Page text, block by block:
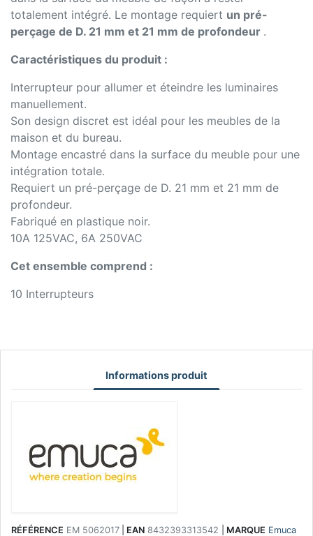
totalement intégré. Le montage requiert un pré-
perçage de D. 21 mm et 21 mm de profondeur .
Caractéristiques du produit :
Interrupteur pour allumer et éteindre les luminaires
manuellement.
Son design discret est idéal pour les meubles de la
maison et du bureau.
Montage encastré dans la surface du meuble pour une
intégration totale.
Requiert un pré-perçage de D. 21 mm et 21 mm de
profondeur.
Fabriqué en plastique noir.
10A 125VAC, 6A 250VAC
Cet ensemble comprend :
10 Interrupteurs
Informations produit
RÉFÉRENCE EM 5062017 EAN 8432393313542 MARQUE Emuca